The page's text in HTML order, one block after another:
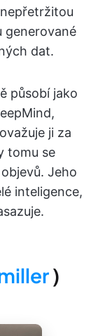
generované
dat.
působí jako
ji za
tomu se
Jeho
inteligence,
)